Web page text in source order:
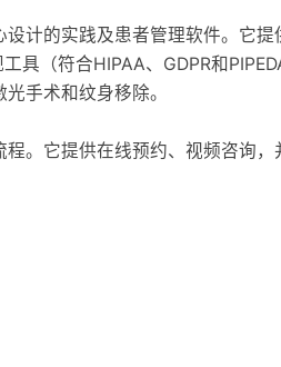
计的实践及患者管理软件。它
具（符合HIPAA、GDPR和
手术和纹身移除。
。它提供在线预约、视频咨询